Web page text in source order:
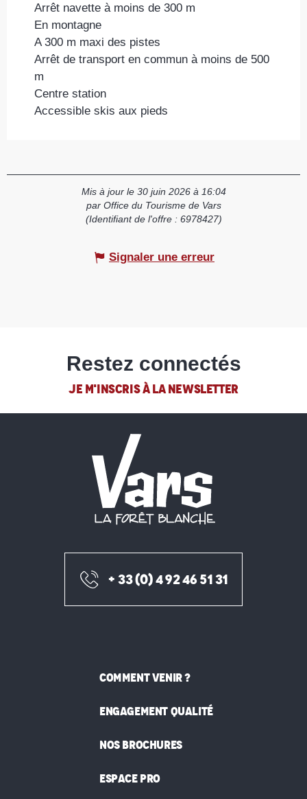
Arrêt navette à moins de 300 m
En montagne
A 300 m maxi des pistes
Arrêt de transport en commun à moins de 500
m
Centre station
Accessible skis aux pieds
Mis à jour le 30 juin 2026 à 16:04
par Office du Tourisme de Vars
(Identifiant de l'offre : 6978427)
Signaler une erreur
Restez connectés
JE M'INSCRIS À LA NEWSLETTER
+ 33 (0) 4 92 46 51 31
COMMENT VENIR ?
ENGAGEMENT QUALITÉ
NOS BROCHURES
ESPACE PRO